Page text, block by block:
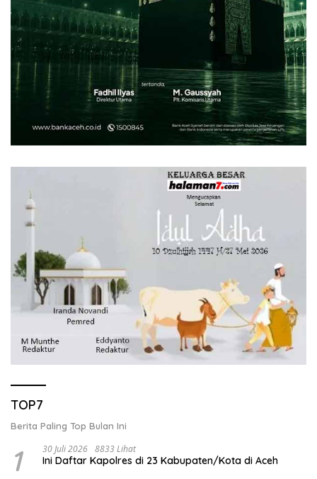
TOP7
Berita Paling Top Bulan Ini
1 30 Juli 2026 8833 Lihat
Ini Daftar Kapolres di 23 Kabupaten/Kota di Aceh